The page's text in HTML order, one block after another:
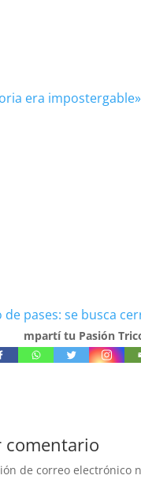
era impostergable»
de pases: se busca
mpartí tu Pasión
comentario
de correo electrónico